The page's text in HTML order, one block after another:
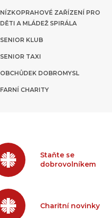
NÍZKOPRAHOVÉ ZAŘÍZENÍ PRO
DĚTI A MLÁDEŽ SPIRÁLA
SENIOR KLUB
SENIOR TAXI
OBCHŮDEK DOBROMYSL
FARNÍ CHARITY
Staňte se
dobrovolníkem
Charitní novinky